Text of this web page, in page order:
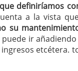
definiríamos
a la vista
su
ir
etcétera.